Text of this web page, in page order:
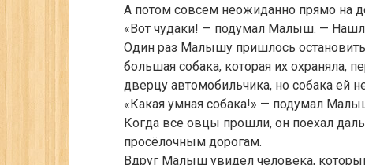
А потом совсем неожиданно прямо на
«Вот чудаки! — подумал Малыш. —
Один раз Малышу пришлось
большая собака, которая их охраняла,
дверцу автомобильчика, но собака ей
«Какая умная собака!» — подумал
Когда все овцы прошли, он поехал
просёлочным дорогам.
Вдруг Малыш увидел человека,